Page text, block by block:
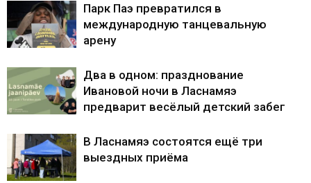
Парк Паэ превратился в
международную танцевальную
арену
Два в одном: празднование
Ивановой ночи в Ласнамяэ
предварит весёлый детский забег
В Ласнамяэ состоятся ещё три
выездных приёма